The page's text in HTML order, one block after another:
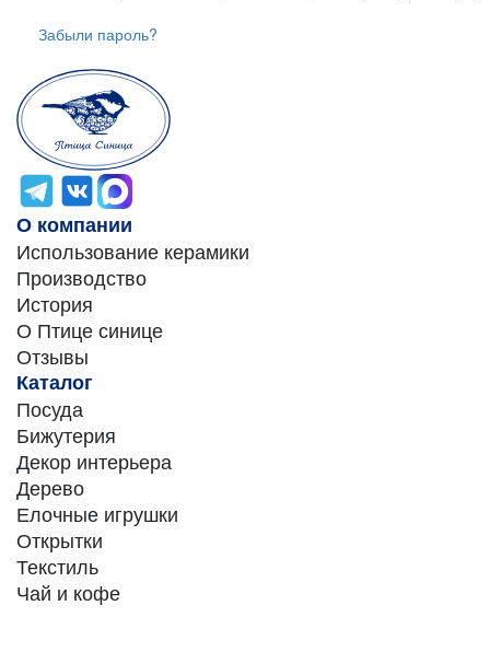
Забыли пароль?
О компании
Использование керамики
Производство
История
О Птице синице
Отзывы
Каталог
Посуда
Бижутерия
Декор интерьера
Дерево
Елочные игрушки
Открытки
Текстиль
Чай и кофе